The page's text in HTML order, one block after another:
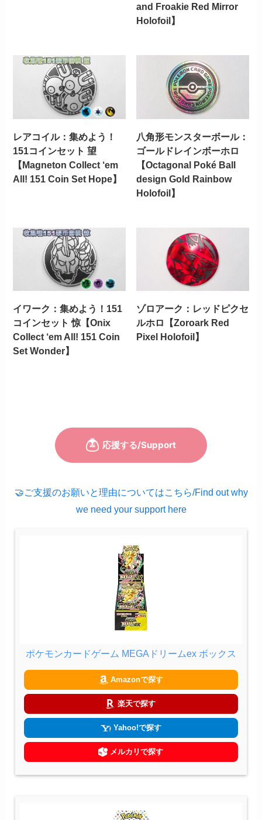
and Froakie Red Mirror
Holofoil】
レアコイル：集めよう！
151コインセット 望
【Magneton Collect ‘em
All! 151 Coin Set Hope】
八角形モンスターボール：
ゴールドレインボーホロ
【Octagonal Poké Ball
design Gold Rainbow
Holofoil】
イワーク：集めよう！151
コインセット 惊【Onix
Collect ‘em All! 151 Coin
Set Wonder】
ゾロアーク：レッドピクセ
ルホロ【Zoroark Red
Pixel Holofoil】
🤝ご支援のお願いと理由についてはこちら/Find out why
we need your support here
ポケモンカードゲーム MEGAドリームex ボックス
Amazonで探す
楽天で探す
Yahoo!で探す
メルカリで探す